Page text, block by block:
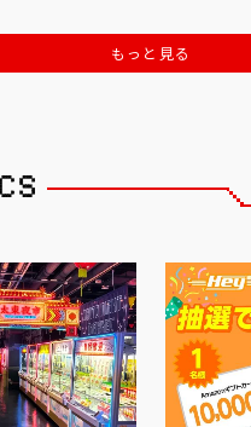
もっと見る